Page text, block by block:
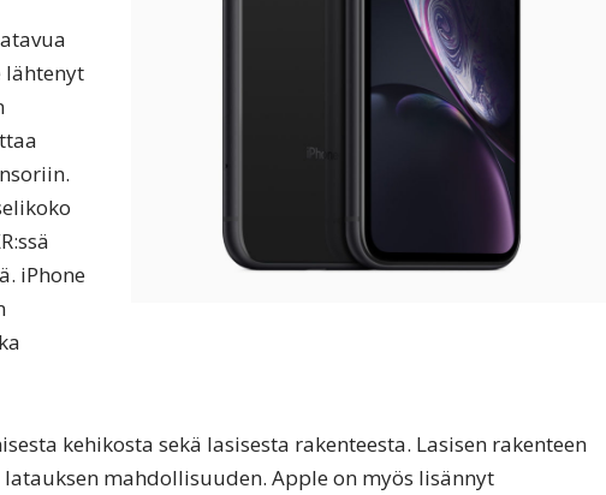
lähtenyt
iPhone
kehikosta sekä lasisesta rakenteesta. Lasisen rakenteen
mahdollisuuden. Apple on myös lisännyt